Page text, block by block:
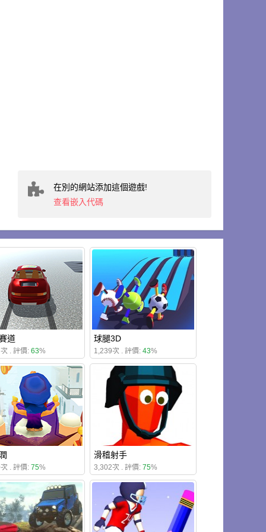
在別的網站添加這個遊戲!
查看嵌入代碼
道
. 評價: 63%
球腿3D
1,239次 . 評價: 43%
. 評價: 75%
滑稽射手
3,302次 . 評價: 75%